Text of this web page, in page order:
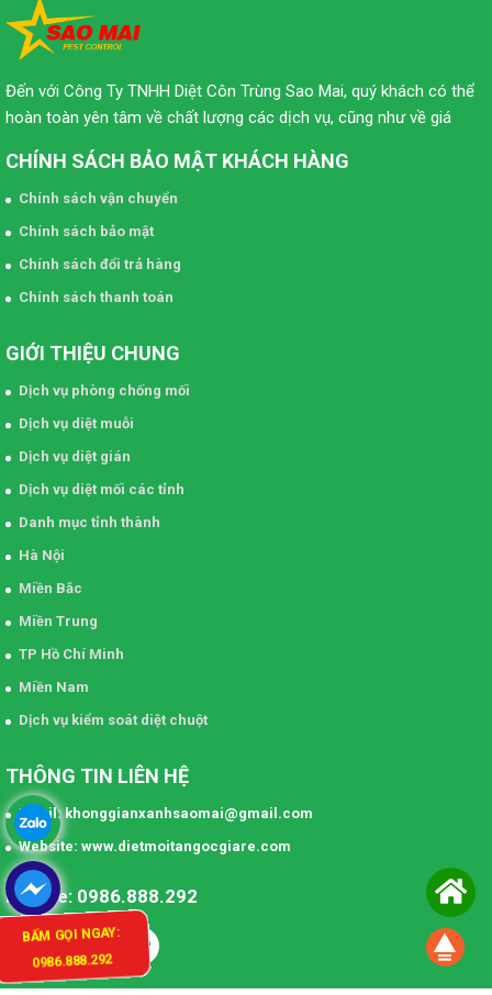
Đến với Công Ty TNHH Diệt Côn Trùng Sao Mai, quý khách có thể
hoàn toàn yên tâm về chất lượng các dịch vụ, cũng như về giá
CHÍNH SÁCH BẢO MẬT KHÁCH HÀNG
Chính sách vận chuyển
Chính sách bảo mật
Chính sách đổi trả hàng
Chính sách thanh toán
GIỚI THIỆU CHUNG
Dịch vụ phòng chống mối
Dịch vụ diệt muỗi
Dịch vụ diệt gián
Dịch vụ diệt mối các tỉnh
Danh mục tỉnh thành
Hà Nội
Miền Bắc
Miền Trung
TP Hồ Chí Minh
Miền Nam
Dịch vụ kiểm soát diệt chuột
THÔNG TIN LIÊN HỆ
Email: khonggianxanhsaomai@gmail.com
Website: www.dietmoitangocgiare.com
Hotline: 0986.888.292
BẤM GỌI NGAY:
0986.888.292